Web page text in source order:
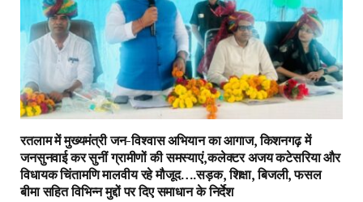
रतलाम में मुख्यमंत्री जन-विश्वास अभियान का आगाज, किशनगढ़ में
जनसुनवाई कर सुनीं ग्रामीणों की समस्याएं,कलेक्टर अजय कटेसरिया और
विधायक चिंतामणि मालवीय रहे मौजूद….सड़क, शिक्षा, बिजली, फसल
बीमा सहित विभिन्न मुद्दों पर दिए समाधान के निर्देश